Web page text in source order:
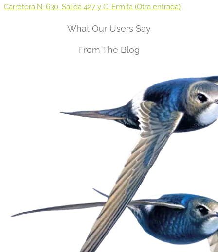
Carretera N-630, Salida 427 y C. Ermita (Otra entrada)
What Our Users Say
From The Blog